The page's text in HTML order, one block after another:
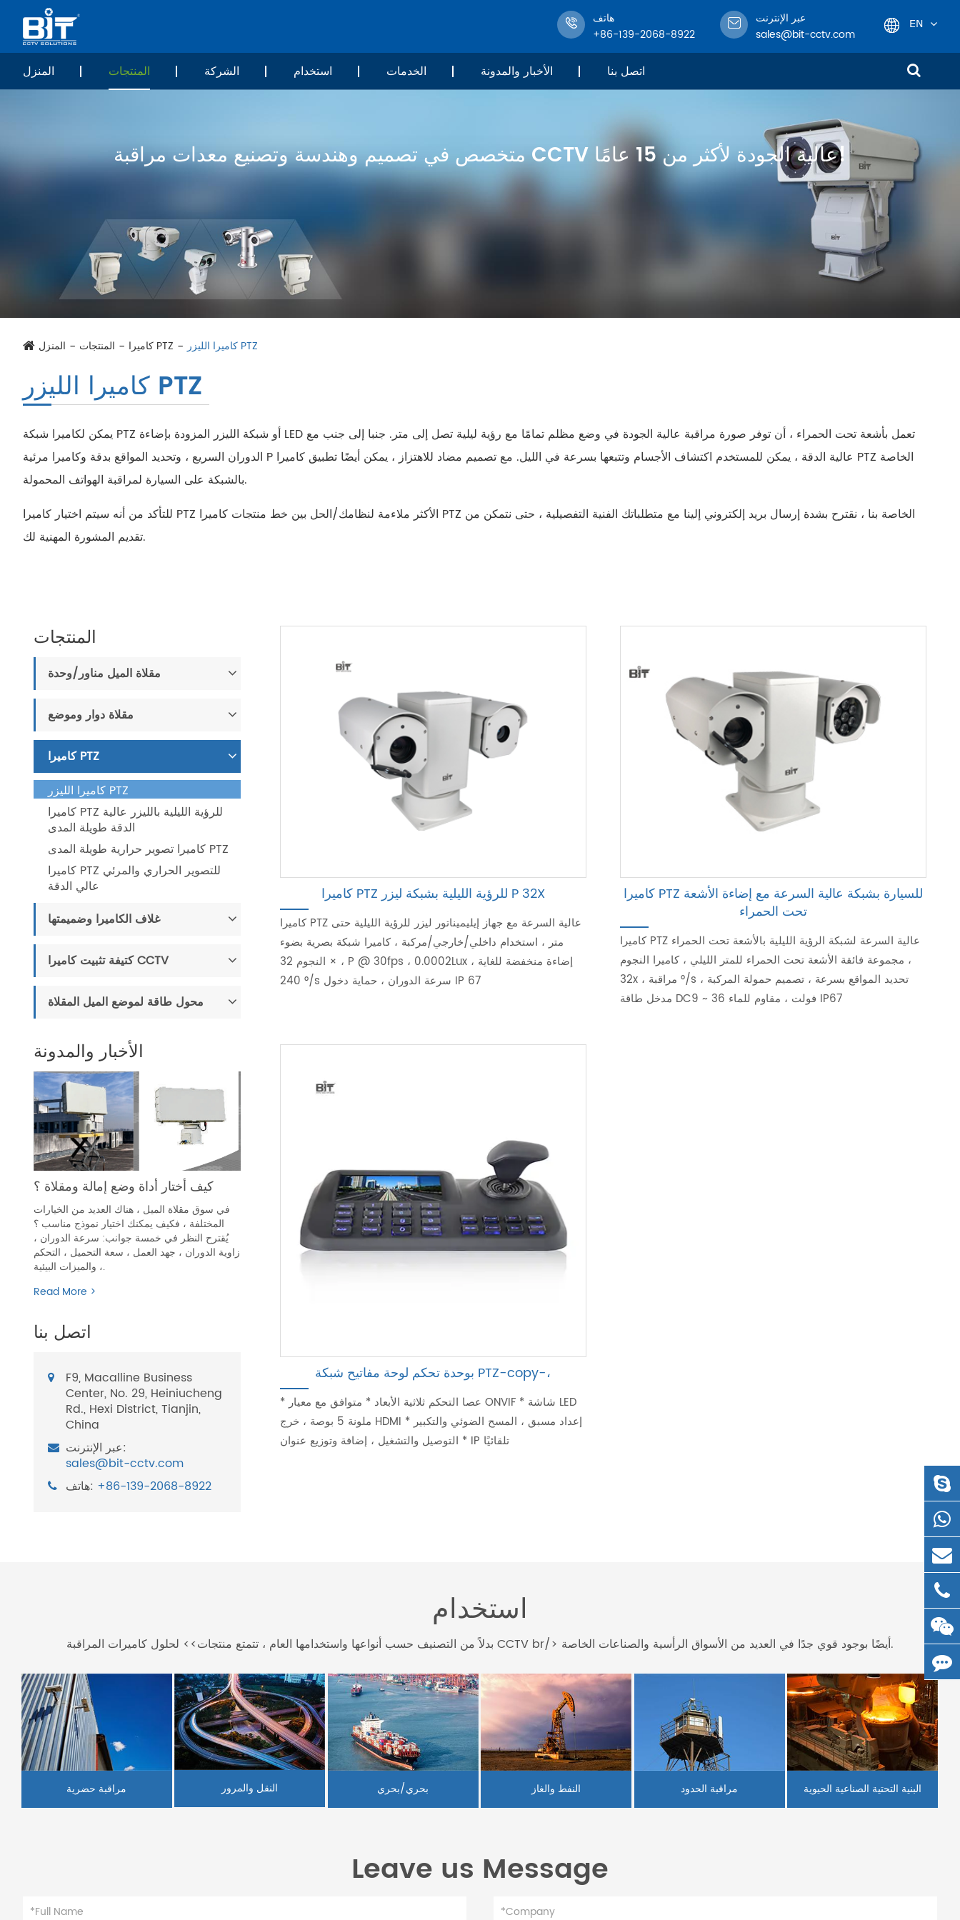
هاتف
+86-139-2068-8922
عبر الإنترنت
sales@bit-cctv.com
EN
한국어
français
Deutsch
Español
tiếng việt
čeština
المنزل المنتجات الشركة استخدام الخدمات الأخبار والمدونة اتصل بنا
متخصص في تصميم وهندسة وتصنيع معدات مراقبة CCTV عالية الجودة لأكثر من 15 عامًا!
المنزل المنتجات كاميرا PTZ كاميرا الليزر PTZ
كاميرا الليزر PTZ
يمكن لكاميرا شبكة PTZ أو شبكة الليزر المزودة بإضاءة LED تعمل بأشعة تحت الحمراء ، أن توفر صورة مراقبة عالية الجودة في وضع مظلم تمامًا مع رؤية ليلية تصل إلى متر. جنبا إلى جنب مع
الدوران السريع ، وتحديد المواقع بدقة وكاميرا مرئية P عالية الدقة ، يمكن للمستخدم اكتشاف الأجسام وتتبعها بسرعة في الليل. مع تصميم مضاد للاهتزاز ، يمكن أيضًا تطبيق كاميرا PTZ الخاصة
بالشبكة على السيارة لمراقبة الهواتف المحمولة.
للتأكد من أنه سيتم اختيار كاميرا PTZ الأكثر ملاءمة لنظامك/الحل بين خط منتجات كاميرا PTZ الخاصة بنا ، نقترح بشدة إرسال بريد إلكتروني إلينا مع متطلباتك الفنية التفصيلية ، حتى نتمكن من
تقديم المشورة المهنية لك.
المنتجات
مقلاة الميل مناور/وحدة
مقلاة دوار وموضع
كاميرا PTZ
كاميرا الليزر PTZ
كاميرا PTZ للرؤية الليلية بالليزر عالية
الدقة طويلة المدى
كاميرا تصوير حرارية طويلة المدى PTZ
كاميرا PTZ للتصوير الحراري والمرئي
عالي الدقة
غلاف الكاميرا وضميمتها
كتيفة تثبيت كاميرا CCTV
محول طاقة لموضع الميل المقلاة
الأخبار والمدونة
كيف أختار أداة وضع إمالة ومقلاة ؟
في سوق مقلاة الميل ، هناك العديد من الخيارات
المختلفة ، فكيف يمكنك اختيار نموذج مناسب ؟
يُقترح النظر في خمسة جوانب: سرعة الدوران ،
زاوية الدوران ، جهد العمل ، سعة التحميل ، التحكم
، والميزات البيئية.
Read More >
اتصل بنا
F9, Macalline Business
Center, No. 29, Heiniucheng
Rd., Hexi District, Tianjin,
China
عبر الإنترنت:
sales@bit-cctv.com
هاتف: +86-139-2068-8922
كاميرا PTZ للرؤية الليلية بشبكة ليزر P 32X
كاميرا PTZ عالية السرعة مع جهاز إيليميناتور ليزر للرؤية الليلية حتى
متر ، استخدام داخلي/خارجي/مركبة ، كاميرا شبكة بصرية بضوء
النجوم 32 × ، P @ 30fps ، 0.0002Lux إضاءة منخفضة للغاية ،
240 °/s سرعة الدوران ، حماية دخول IP 67
كاميرا PTZ للسيارة بشبكة عالية السرعة مع إضاءة الأشعة
تحت الحمراء
كاميرا PTZ عالية السرعة لشبكة الرؤية الليلية بالأشعة تحت الحمراء
، مجموعة فائقة الأشعة تحت الحمراء للمتر الليلي ، كاميرا النجوم
32x ، مراقبة °/s تحديد المواقع بسرعة ، تصميم حمولة المركبة ،
مدخل طاقة DC9 ~ 36 فولت ، مقاوم للماء IP67
بوحدة تحكم لوحة مفاتيح شبكة PTZ-copy-،
* عصا التحكم ثلاثية الأبعاد * متوافق مع معيار ONVIF * شاشة LED
ملونة 5 بوصة ، خرج HDMI * إعداد مسبق ، المسح الضوئي والتكبير
* التوصيل والتشغيل ، إضافة وتوزيع عنوان IP تلقائيًا
استخدام
بدلاً من التصنيف حسب أنواعها واستخدامها العام ، تتمتع منتجات>> لحلول كاميرات المراقبة CCTV br/> أيضًا بوجود قوي جدًا في العديد من الأسواق الرأسية والصناعات الخاصة.
مراقبة حضرية النقل والمرور بحري/بحري النفط والغاز مراقبة الحدود البنية التحتية الصناعية الحيوية
Leave us Message